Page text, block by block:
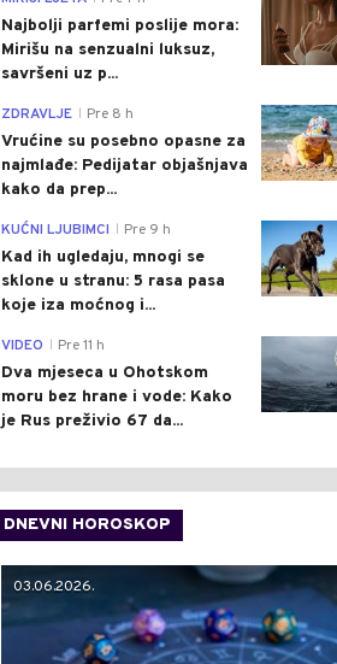
Najbolji parfemi poslije mora:
Mirišu na senzualni luksuz,
savršeni uz p...
ZDRAVLJE Pre 8 h
Vrućine su posebno opasne za
najmlađe: Pedijatar objašnjava
kako da prep...
KUĆNI LJUBIMCI Pre 9 h
Kad ih ugledaju, mnogi se
sklone u stranu: 5 rasa pasa
koje iza moćnog i...
VIDEO Pre 11 h
Dva mjeseca u Ohotskom
moru bez hrane i vode: Kako
je Rus preživio 67 da...
DNEVNI HOROSKOP
03.06.2026.